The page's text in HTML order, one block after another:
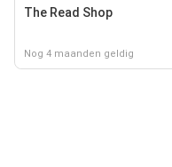
The Read Shop
Nog 4 maanden geldig